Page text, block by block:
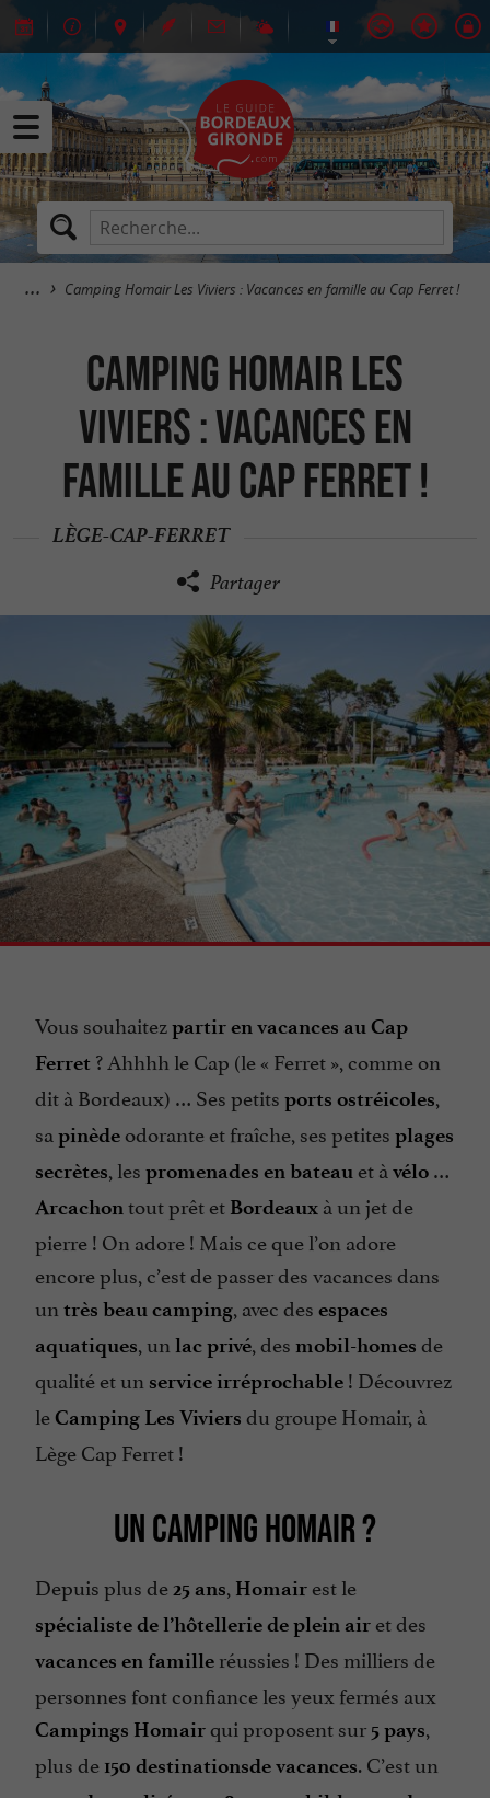
Camping Homair Les Viviers : Vacances en famille au Cap Ferret !
Camping Homair Les
Viviers : Vacances en
famille au Cap Ferret !
LÈGE-CAP-FERRET
Partager
Vous souhaitezpartir en vacances au Cap
Ferret ? Ahhhh le Cap (le « Ferret», comme on
dit à Bordeaux) … Ses petits ports ostréicoles,
sa pinède odorante et fraîche, ses petites plages
secrètes, les promenades en bateau et à vélo …
Arcachontout prêt et Bordeaux à un jet de
pierre ! On adore ! Mais ce que l’on adore
encore plus, c’est de passer des vacances dans
un très beau camping, avec des espaces
aquatiques, un lac privé, des mobil-homes de
qualité et un service irréprochable ! Découvrez
leCamping Les Viviers du groupe Homair, à
Lège Cap Ferret !
UN CAMPING HOMAIR ?
Depuis plus de25 ans, Homair est le
spécialiste de l’hôtellerie de plein air et des
vacances en famille réussies ! Des milliers de
personnes font confiance les yeux fermés aux
Campings Homairqui proposent sur 5 pays,
plus de 150 destinationsde vacances. C’est un